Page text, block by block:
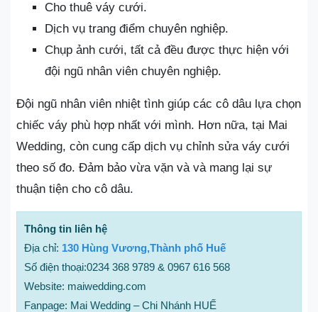
Cho thuê váy cưới.
Dịch vụ trang điểm chuyên nghiệp.
Chụp ảnh cưới, tất cả đều được thực hiện với
đội ngũ nhân viên chuyên nghiệp.
Đội ngũ nhân viên nhiệt tình giúp các cô dâu lựa chọn
chiếc váy phù hợp nhất với mình. Hơn nữa, tại Mai
Wedding, còn cung cấp dịch vụ chỉnh sửa váy cưới
theo số đo. Đảm bảo vừa vặn và và mang lại sự
thuận tiện cho cô dâu.
Thông tin liên hệ
Địa chỉ: 130 Hùng Vương,Thành phố Huế
Số điện thoại:0234 368 9789 & 0967 616 568
Website: maiwedding.com
Fanpage: Mai Wedding – Chi Nhánh HUẾ